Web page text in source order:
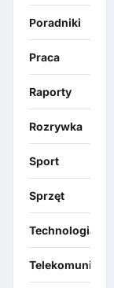
Poradniki
Praca
Raporty
Rozrywka
Sport
Sprzęt
Technologia